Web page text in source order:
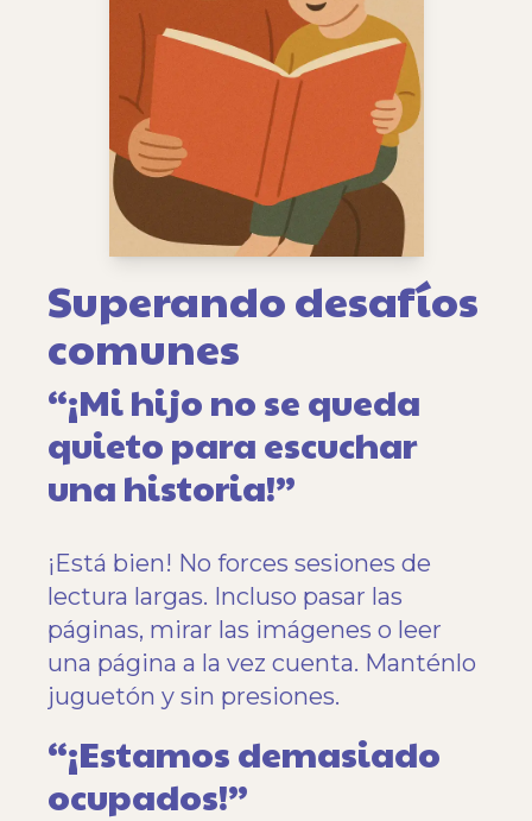
Superando desafíos
comunes
“¡Mi hijo no se queda
quieto para escuchar
una historia!”
¡Está bien! No forces sesiones de
lectura largas. Incluso pasar las
páginas, mirar las imágenes o leer
una página a la vez cuenta. Manténlo
juguetón y sin presiones.
“¡Estamos demasiado
ocupados!”